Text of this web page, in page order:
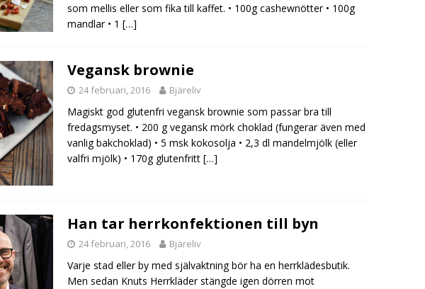
som mellis eller som fika till kaffet. • 100g cashewnötter • 100g
mandlar • 1 […]
Vegansk brownie
24 februari, 2016 Bjäreliv
Magiskt god glutenfri vegansk brownie som passar bra till
fredagsmyset. • 200 g vegansk mörk choklad (fungerar även med
vanlig bakchoklad) • 5 msk kokosolja • 2,3 dl mandelmjölk (eller
valfri mjölk) • 170g glutenfritt […]
Han tar herrkonfektionen till byn
24 februari, 2016 Bjäreliv
Varje stad eller by med självaktning bör ha en herrklädesbutik.
Men sedan Knuts Herrkläder stängde igen dörren mot